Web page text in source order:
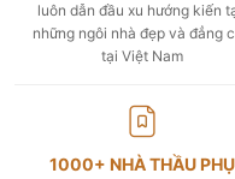
luôn dẫn đầu xu hướng kiến
những ngôi nhà đẹp và đẳng
tại Việt Nam
1000+ NHÀ THẦU PHỤ